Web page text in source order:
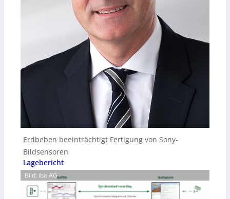
Erdbeben beeinträchtigt Fertigung von Sony-
Bildsensoren
Lagebericht
Bild: iba AG